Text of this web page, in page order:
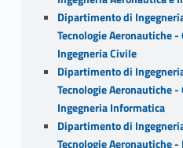
Dipartimento di
Tecnologie Aeronautiche
Ingegneria Civile
Dipartimento di
Tecnologie Aeronautiche
Ingegneria Informatica
Dipartimento di
Tecnologie Aeronautiche